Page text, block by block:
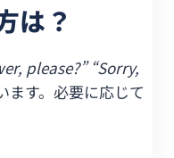
は？
please?” “Sorry,
ます。必要に応じて